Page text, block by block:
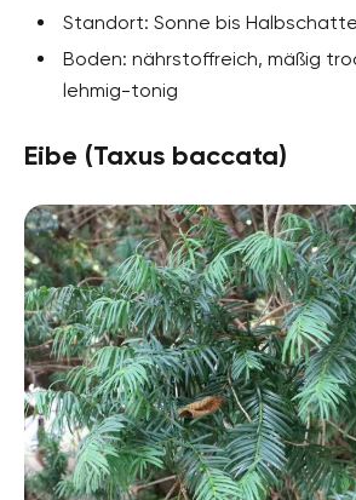
Standort: Sonne bis
Boden: nährstoffreich, mäßig
lehmig-tonig
Eibe (Taxus baccata)